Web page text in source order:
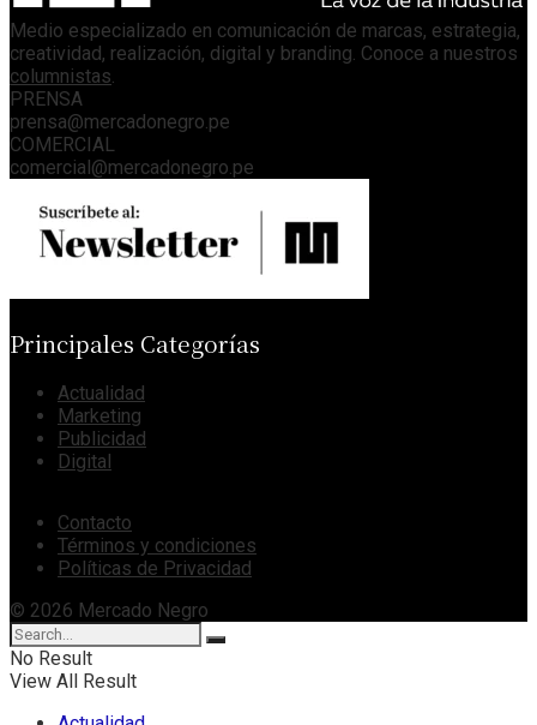
Medio especializado en comunicación de marcas, estrategia,
creatividad, realización, digital y branding. Conoce a nuestros
columnistas.
PRENSA
prensa@mercadonegro.pe
COMERCIAL
comercial@mercadonegro.pe
Principales Categorías
Actualidad
Marketing
Publicidad
Digital
Contacto
Términos y condiciones
Políticas de Privacidad
© 2026 Mercado Negro
No Result
View All Result